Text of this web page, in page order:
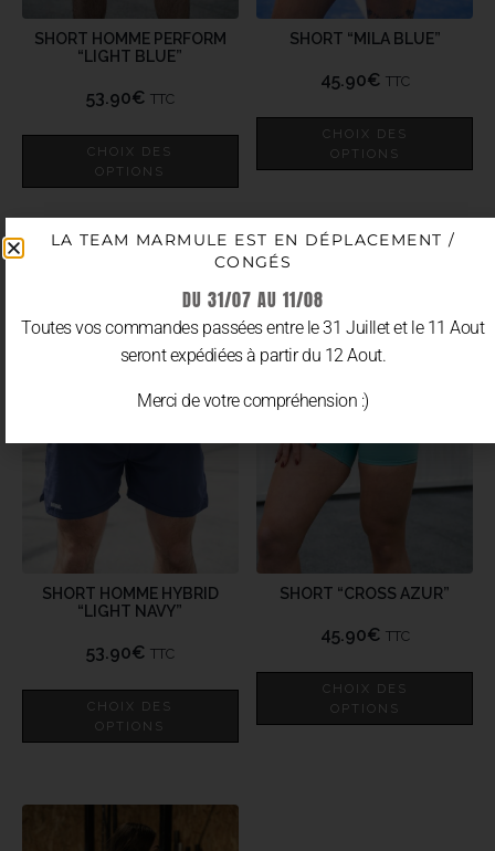
SHORT HOMME PERFORM
“LIGHT BLUE”
53.90€ TTC
CHOIX DES
OPTIONS
SHORT “MILA BLUE”
45.90€ TTC
CHOIX DES
OPTIONS
SHORT HOMME HYBRID
“LIGHT NAVY”
53.90€ TTC
CHOIX DES
OPTIONS
SHORT “CROSS AZUR”
45.90€ TTC
CHOIX DES
OPTIONS
LA TEAM MARMULE EST EN DÉPLACEMENT /
CONGÉS
DU 31/07 AU 11/08
Toutes vos commandes passées entre le 31 Juillet et le 11 Aout
seront expédiées à partir du 12 Aout.
Merci de votre compréhension :)